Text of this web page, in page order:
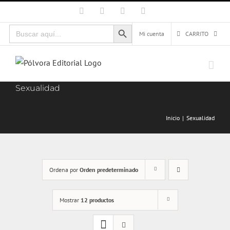
al
contenido
Facebook Instagram
Buscar:
Botón de búsqueda
Mi cuenta
CARRITO
Sexualidad
Inicio Sexualidad
Ordena por Orden predeterminado
Mostrar 12 productos